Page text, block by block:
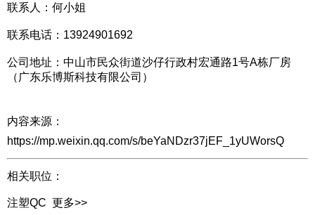
联系人：何小姐
联系电话：13924901692
公司地址：中山市民众街道沙仔行政村宏通路1号A栋厂房
（广东乐博斯科技有限公司）
内容来源：
https://mp.weixin.qq.com/s/beYaNDzr37jEF_1yUWorsQ
相关职位：
注塑QC 更多>>